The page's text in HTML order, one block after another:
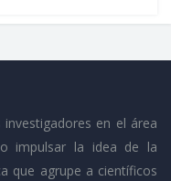
en el área
impulsar la idea de la
que agrupe a científicos